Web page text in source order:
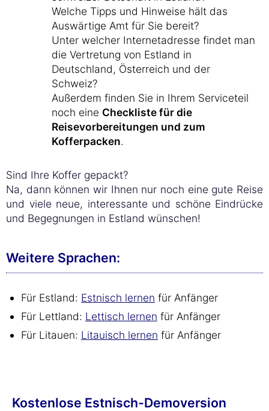
Welche Tipps und Hinweise hält das
Auswärtige Amt für Sie bereit?
Unter welcher Internetadresse findet man
die Vertretung von Estland in
Deutschland, Österreich und der
Schweiz?
Außerdem finden Sie in Ihrem Serviceteil
noch eine Checkliste für die
Reisevorbereitungen und zum
Kofferpacken.
Sind Ihre Koffer gepackt?
Na, dann können wir Ihnen nur noch eine gute Reise
und viele neue, interessante und schöne Eindrücke
und Begegnungen in Estland wünschen!
Weitere Sprachen:
Für Estland: Estnisch lernen für Anfänger
Für Lettland: Lettisch lernen für Anfänger
Für Litauen: Litauisch lernen für Anfänger
Kostenlose Estnisch-Demoversion